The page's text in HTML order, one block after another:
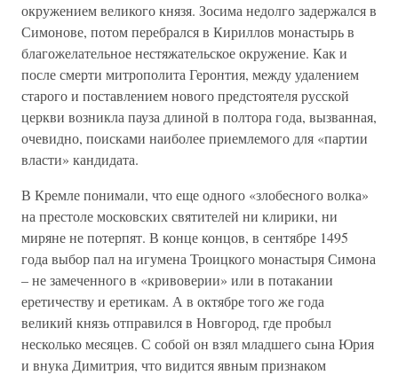
окружением великого князя. Зосима недолго задержался в
Симонове, потом перебрался в Кириллов монастырь в
благожелательное нестяжательское окружение. Как и
после смерти митрополита Геронтия, между удалением
старого и поставлением нового предстоятеля русской
церкви возникла пауза длиной в полтора года, вызванная,
очевидно, поисками наиболее приемлемого для «партии
власти» кандидата.
В Кремле понимали, что еще одного «злобесного волка»
на престоле московских святителей ни клирики, ни
миряне не потерпят. В конце концов, в сентябре 1495
года выбор пал на игумена Троицкого монастыря Симона
– не замеченного в «кривоверии» или в потакании
еретичеству и еретикам. А в октябре того же года
великий князь отправился в Новгород, где пробыл
несколько месяцев. С собой он взял младшего сына Юрия
и внука Димитрия, что видится явным признаком